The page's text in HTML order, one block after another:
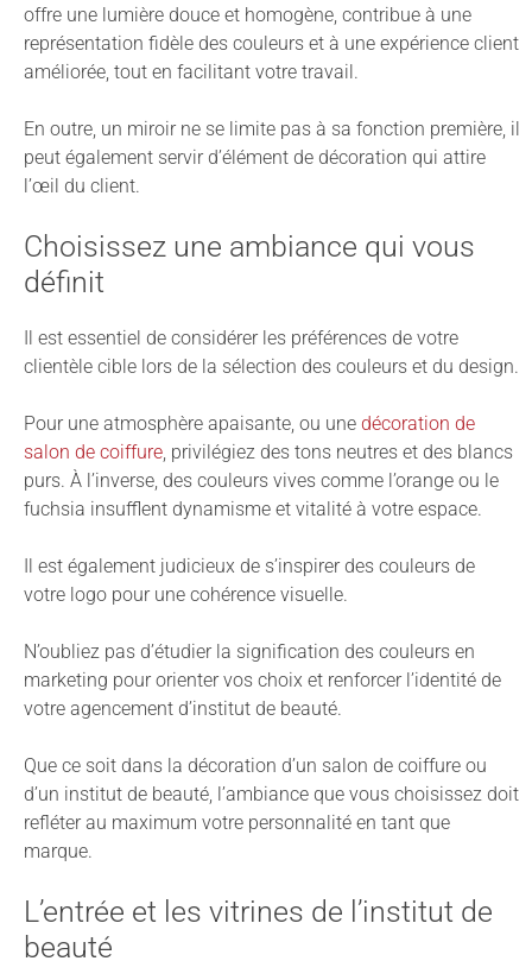
offre une lumière douce et homogène, contribue à une
représentation fidèle des couleurs et à une expérience client
améliorée, tout en facilitant votre travail.
En outre, un miroir ne se limite pas à sa fonction première, il
peut également servir d’élément de décoration qui attire
l’œil du client.
Choisissez une ambiance qui vous
définit
Il est essentiel de considérer les préférences de votre
clientèle cible lors de la sélection des couleurs et du design.
Pour une atmosphère apaisante, ou une décoration de
salon de coiffure, privilégiez des tons neutres et des blancs
purs. À l’inverse, des couleurs vives comme l’orange ou le
fuchsia insufflent dynamisme et vitalité à votre espace.
Il est également judicieux de s’inspirer des couleurs de
votre logo pour une cohérence visuelle.
N’oubliez pas d’étudier la signification des couleurs en
marketing pour orienter vos choix et renforcer l’identité de
votre agencement d’institut de beauté.
Que ce soit dans la décoration d’un salon de coiffure ou
d’un institut de beauté, l’ambiance que vous choisissez doit
refléter au maximum votre personnalité en tant que
marque.
L’entrée et les vitrines de l’institut de
beauté